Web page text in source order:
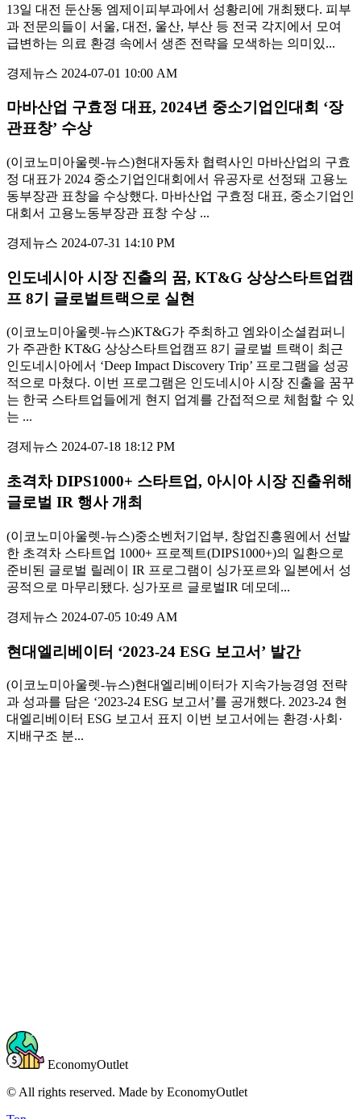
13일 대전 둔산동 엠제이피부과에서 성황리에 개최됐다. 피부
과 전문의들이 서울, 대전, 울산, 부산 등 전국 각지에서 모여
급변하는 의료 환경 속에서 생존 전략을 모색하는 의미있...
경제뉴스 2024-07-01 10:00 AM
마바산업 구효정 대표, 2024년 중소기업인대회 ‘장
관표창’ 수상
(이코노미아울렛-뉴스)현대자동차 협력사인 마바산업의 구효
정 대표가 2024 중소기업인대회에서 유공자로 선정돼 고용노
동부장관 표창을 수상했다. 마바산업 구효정 대표, 중소기업인
대회서 고용노동부장관 표창 수상 ...
경제뉴스 2024-07-31 14:10 PM
인도네시아 시장 진출의 꿈, KT&G 상상스타트업캠
프 8기 글로벌트랙으로 실현
(이코노미아울렛-뉴스)KT&G가 주최하고 엠와이소셜컴퍼니
가 주관한 KT&G 상상스타트업캠프 8기 글로벌 트랙이 최근
인도네시아에서 ‘Deep Impact Discovery Trip’ 프로그램을 성공
적으로 마쳤다. 이번 프로그램은 인도네시아 시장 진출을 꿈꾸
는 한국 스타트업들에게 현지 업계를 간접적으로 체험할 수 있
는 ...
경제뉴스 2024-07-18 18:12 PM
초격차 DIPS1000+ 스타트업, 아시아 시장 진출위해
글로벌 IR 행사 개최
(이코노미아울렛-뉴스)중소벤처기업부, 창업진흥원에서 선발
한 초격차 스타트업 1000+ 프로젝트(DIPS1000+)의 일환으로
준비된 글로벌 릴레이 IR 프로그램이 싱가포르와 일본에서 성
공적으로 마무리됐다. 싱가포르 글로벌IR 데모데...
경제뉴스 2024-07-05 10:49 AM
현대엘리베이터 ‘2023-24 ESG 보고서’ 발간
(이코노미아울렛-뉴스)현대엘리베이터가 지속가능경영 전략
과 성과를 담은 ‘2023-24 ESG 보고서’를 공개했다. 2023-24 현
대엘리베이터 ESG 보고서 표지 이번 보고서에는 환경·사회·
지배구조 분...
EconomyOutlet
© All rights reserved. Made by EconomyOutlet